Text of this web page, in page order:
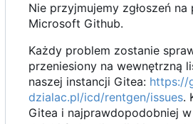
Nie przyjmujemy zgłoszeń
Microsoft Github.
Każdy problem zostanie
przeniesiony na wewnętrzną
naszej instancji Gitea: https://
dzialac.pl/icd/rentgen/issues.
Gitea i najprawdopodobniej w